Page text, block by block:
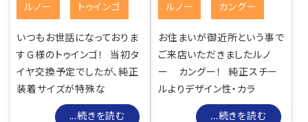
ルノー トゥインゴ
いつもお世話になっておりま
すＧ様のトゥインゴ！ 当初タ
イヤ交換予定でしたが、純正
装着サイズが特殊な
...続きを読む
ルノー カングー
お住まいが御近所という事で
ご来店いただきましたルノ
ー カングー！ 純正スチー
ルよりデザイン性・カラ
...続きを読む